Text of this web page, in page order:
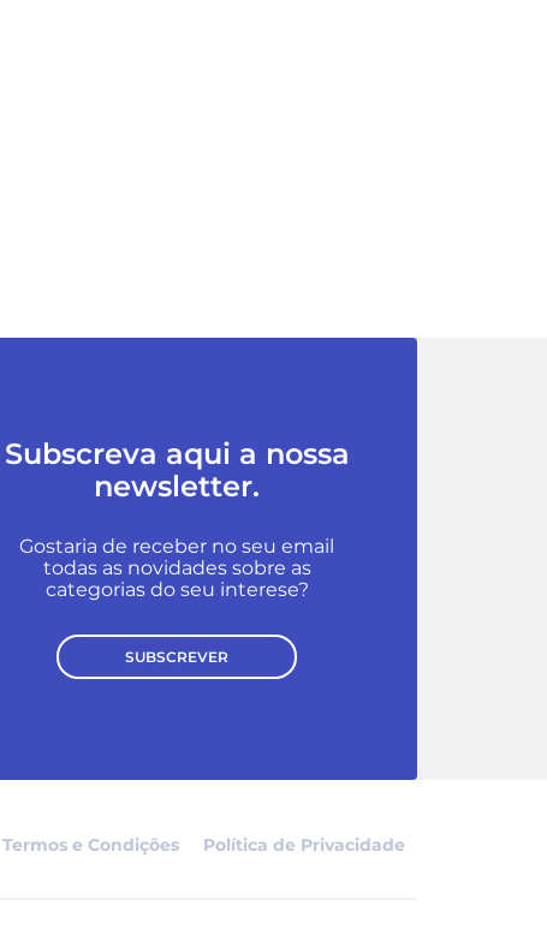
Subscreva aqui a nossa
newsletter.
Gostaria de receber no seu email
todas as novidades sobre as
categorias do seu interese?
SUBSCREVER
Termos e Condições Política de Privacidade